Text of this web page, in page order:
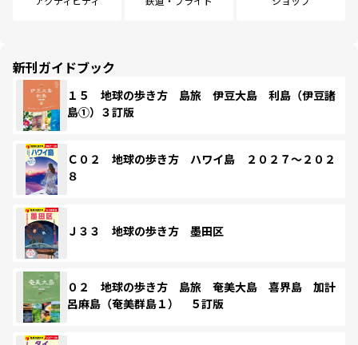
新刊ガイドブック
１５ 地球の歩き方 島旅 伊豆大島 利島（伊豆諸
島①）３訂版
Ｃ０２ 地球の歩き方 ハワイ島 ２０２７～２０２
８
Ｊ３３ 地球の歩き方 墨田区
０２ 地球の歩き方 島旅 奄美大島 喜界島 加計
呂麻島（奄美群島１） ５訂版